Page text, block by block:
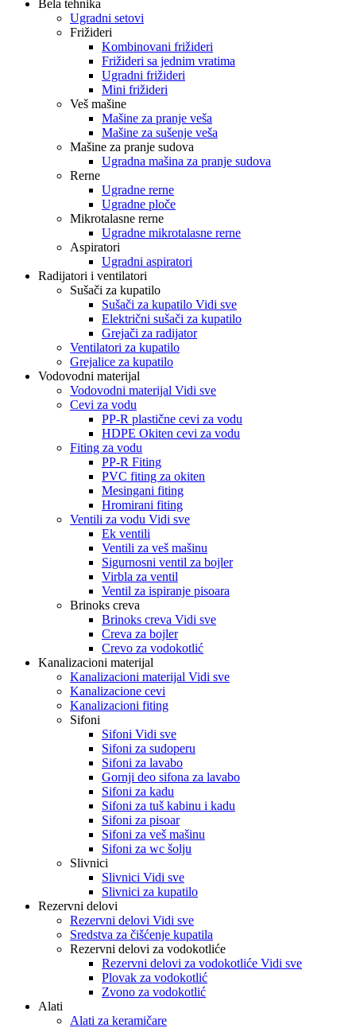
Bela tehnika
Ugradni setovi
Frižideri
Kombinovani frižideri
Frižideri sa jednim vratima
Ugradni frižideri
Mini frižideri
Veš mašine
Mašine za pranje veša
Mašine za sušenje veša
Mašine za pranje sudova
Ugradna mašina za pranje sudova
Rerne
Ugradne rerne
Ugradne ploče
Mikrotalasne rerne
Ugradne mikrotalasne rerne
Aspiratori
Ugradni aspiratori
Radijatori i ventilatori
Sušači za kupatilo
Sušači za kupatilo Vidi sve
Električni sušači za kupatilo
Grejači za radijator
Ventilatori za kupatilo
Grejalice za kupatilo
Vodovodni materijal
Vodovodni materijal Vidi sve
Cevi za vodu
PP-R plastične cevi za vodu
HDPE Okiten cevi za vodu
Fiting za vodu
PP-R Fiting
PVC fiting za okiten
Mesingani fiting
Hromirani fiting
Ventili za vodu Vidi sve
Ek ventili
Ventili za veš mašinu
Sigurnosni ventil za bojler
Virbla za ventil
Ventil za ispiranje pisoara
Brinoks creva
Brinoks creva Vidi sve
Creva za bojler
Crevo za vodokotlić
Kanalizacioni materijal
Kanalizacioni materijal Vidi sve
Kanalizacione cevi
Kanalizacioni fiting
Sifoni
Sifoni Vidi sve
Sifoni za sudoperu
Sifoni za lavabo
Gornji deo sifona za lavabo
Sifoni za kadu
Sifoni za tuš kabinu i kadu
Sifoni za pisoar
Sifoni za veš mašinu
Sifoni za wc šolju
Slivnici
Slivnici Vidi sve
Slivnici za kupatilo
Rezervni delovi
Rezervni delovi Vidi sve
Sredstva za čišćenje kupatila
Rezervni delovi za vodokotliće
Rezervni delovi za vodokotliće Vidi sve
Plovak za vodokotlić
Zvono za vodokotlić
Alati
Alati za keramičare